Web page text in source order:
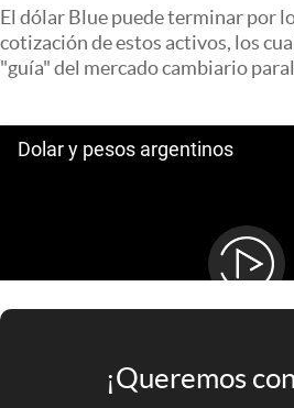
Otras secciones
Apertura
abre en nueva pestaña
El dólar Blue puede terminar por
cotización de estos activos, los
"guía" del mercado cambiario
¡Queremos